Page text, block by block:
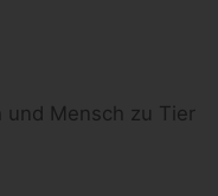
und Mensch zu Tier